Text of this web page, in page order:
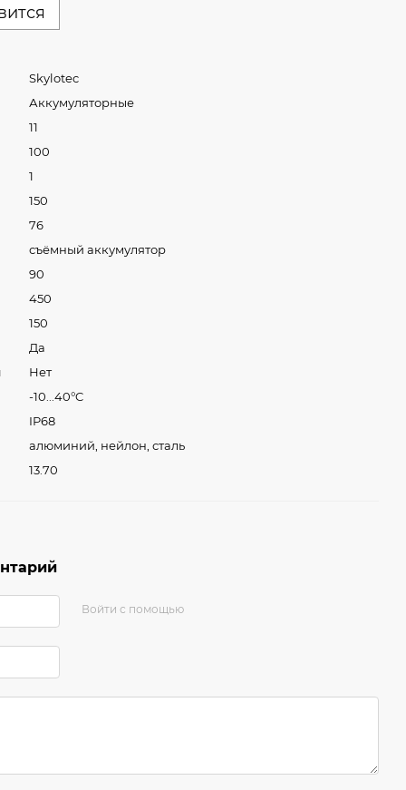
Skylotec
Аккумуляторные
11
100
1
150
76
съёмный аккумулятор
90
450
150
Да
Нет
-10...40°C
IP68
алюминий, нейлон, сталь
13.70
Войти с помощью